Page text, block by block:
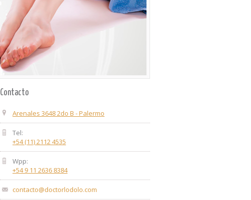
Contacto
Arenales 3648 2do B - Palermo
Tel:
+54 (11) 2112 4535
Wpp:
+54 9 11 2636 8384
contacto@doctorlodolo.com